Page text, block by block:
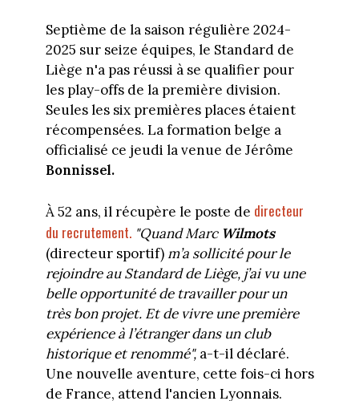
Septième de la saison régulière 2024-
2025 sur seize équipes, le Standard de
Liège n'a pas réussi à se qualifier pour
les play-offs de la première division.
Seules les six premières places étaient
récompensées. La formation belge a
officialisé ce jeudi la venue de Jérôme
Bonnissel.
À 52 ans, il récupère le poste de directeur
du recrutement. "Quand Marc Wilmots
(directeur sportif)m’a sollicité pour le
rejoindre au Standard de Liège, j’ai vu une
belle opportunité de travailler pour un
très bon projet. Et de vivre une première
expérience à l’étranger dans un club
historique et renommé",a-t-il déclaré.
Une nouvelle aventure, cette fois-ci hors
de France, attend l'ancien Lyonnais.